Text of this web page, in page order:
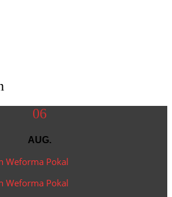
Weforma Pokal
: FC Eintracht Kornelimünster